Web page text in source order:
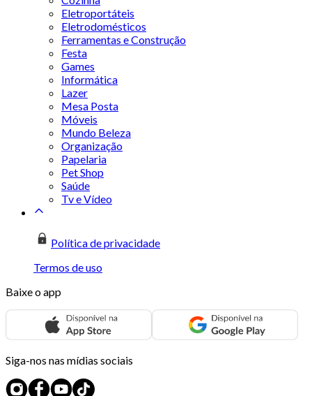
Eletroportáteis
Eletrodomésticos
Ferramentas e Construção
Festa
Games
Informática
Lazer
Mesa Posta
Móveis
Mundo Beleza
Organização
Papelaria
Pet Shop
Saúde
Tv e Vídeo
Política de privacidade
Termos de uso
Baixe o app
Siga-nos nas mídias sociais